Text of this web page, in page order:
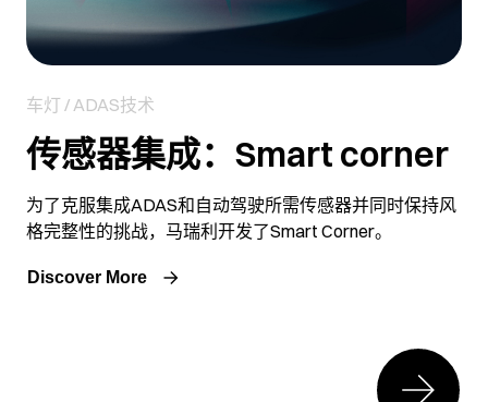
车灯 / ADAS技术
传感器集成：Smart corner
为了克服集成ADAS和自动驾驶所需传感器并同时保持风
格完整性的挑战，马瑞利开发了Smart Corner。
Discover More